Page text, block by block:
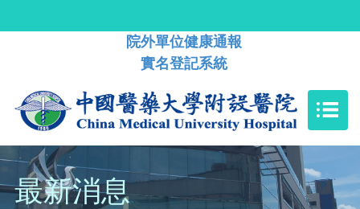
院外單位健康通報
實名登記系統
最新消息